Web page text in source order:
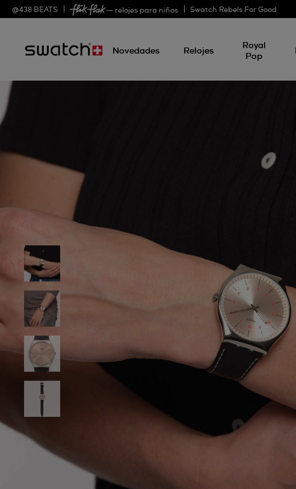
@438 BEATS — relojes para niños Swatch Rebels For Good
Novedades Relojes
Royal
Pop